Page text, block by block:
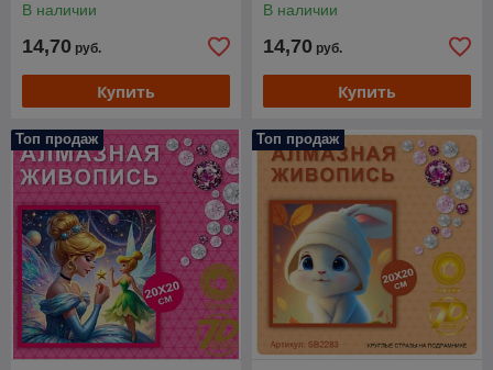
В наличии
14,70 руб.
Купить
В наличии
14,70 руб.
Купить
Топ продаж Топ продаж